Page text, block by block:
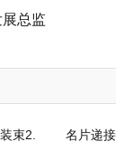
总监
束2. 名片递接